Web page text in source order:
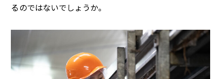
るのではないでしょうか。